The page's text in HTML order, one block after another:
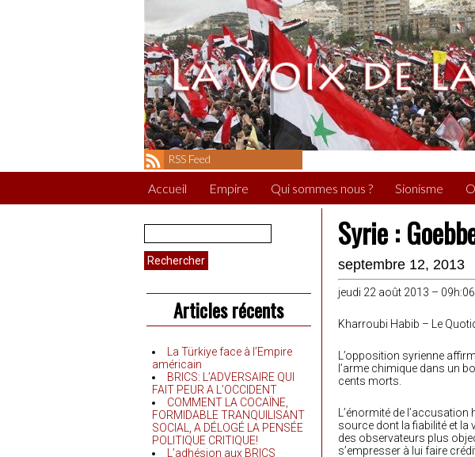
RSS Feed
Accueil Empire Qui sommes nous ? Sionisme
Rechercher :
Articles récents
La Türkiye face à l’Empire
américain
BRICS: L’ADVERSAIRE QUI
FAIT PEUR A L’OCCIDENT
COMMENT LA COCAÏNE,
FORMIDABLE TRANQUILISANT
SOCIAL, A DÉLOGÉ LA PENSÉE
POLITIQUE CRITIQUE!
L’adhésion aux BRICS
Syrie :
septembre 12, 2013
jeudi 22 août 2013 – 09h:06
Kharroubi Habib – Le
L’opposition syrienne
l’arme chimique dans un
cents morts.
L’énormité de
source dont la fiabilité et
des observateurs plus
s’empresser à lui faire